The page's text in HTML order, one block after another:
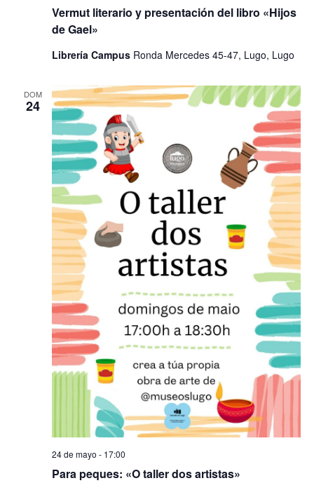
Vermut literario y presentación del libro «Hijos
de Gael»
Librería Campus Ronda Mercedes 45-47, Lugo, Lugo
DOM
24
Para peques: «O taller dos artistas»
24 de mayo - 17:00